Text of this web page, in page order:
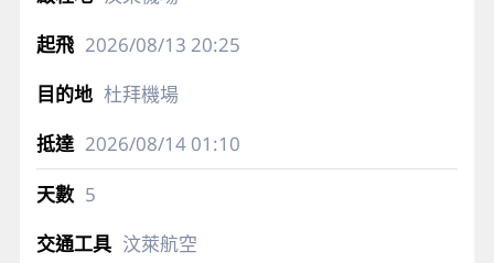
2026/08/13 20:25
杜拜機場
2026/08/1401:10
5
汶萊航空